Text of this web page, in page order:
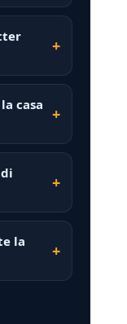
casa
la